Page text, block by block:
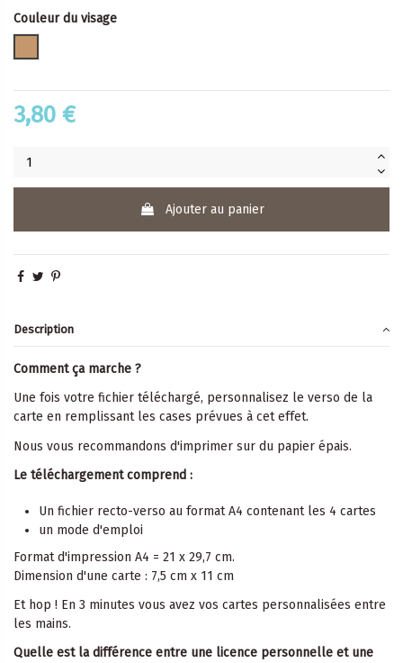
Couleur du visage
3,80 €
Ajouter au panier
Description
Comment ça marche ?
Une fois votre fichier téléchargé, personnalisez le verso de la
carte en remplissant les cases prévues à cet effet.
Nous vous recommandons d'imprimer sur du papier épais.
Le téléchargement comprend :
Un fichier recto-verso au format A4 contenant les 4 cartes
un mode d'emploi
Format d'impression A4 = 21 x 29,7 cm.
Dimension d'une carte : 7,5 cm x 11 cm
Et hop ! En 3 minutes vous avez vos cartes personnalisées entre
les mains.
Quelle est la différence entre une licence personnelle et une